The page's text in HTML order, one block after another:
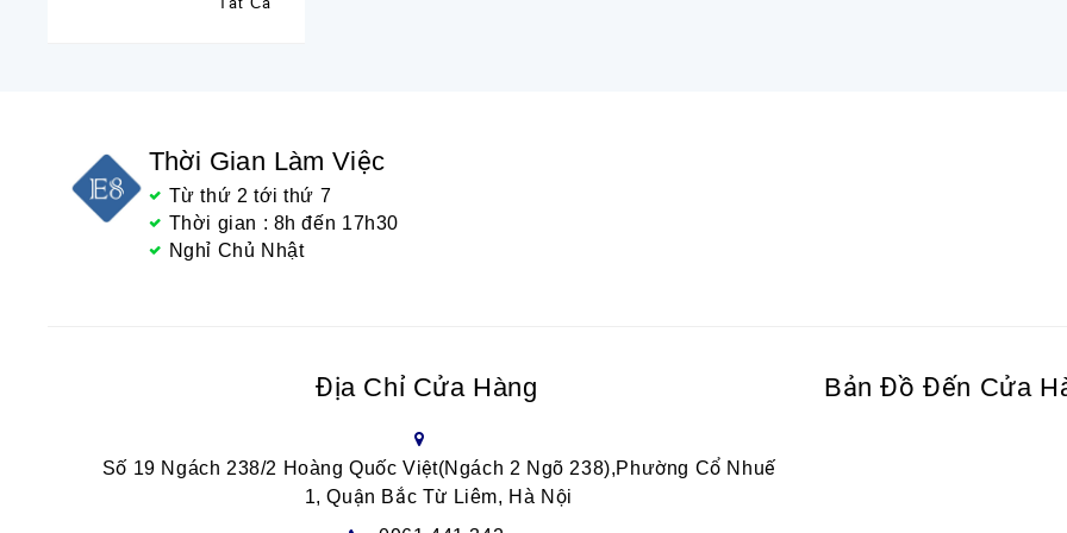
Thời Gian Làm Việc
Từ thứ 2 tới thứ 7
Thời gian : 8h đến 17h30
Nghỉ Chủ Nhật
Địa Chỉ Cửa Hàng
Số 19 Ngách 238/2 Hoàng Quốc Việt(Ngách 2 Ngõ 238),Phường Cổ Nhuế
1, Quận Bắc Từ Liêm, Hà Nội
Bản Đồ Đến Cửa